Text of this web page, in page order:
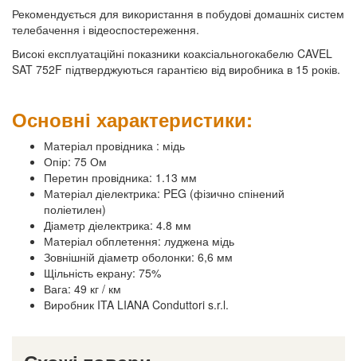
Рекомендується для використання в побудові домашніх систем
телебачення і відеоспостереження.
Високі експлуатаційні показники коаксіальногокабелю CAVEL
SAT 752F підтверджуються гарантією від виробника в 15 років.
Основні характеристики:
Матеріал провідника : мідь
Опір: 75 Ом
Перетин провідника: 1.13 мм
Матеріал діелектрика: PEG (фізично спінений
поліетилен)
Діаметр діелектрика: 4.8 мм
Матеріал обплетення: луджена мідь
Зовнішній діаметр оболонки: 6,6 мм
Щільність екрану: 75%
Вага: 49 кг / км
Виробник ITA LIANA Conduttori s.r.l.